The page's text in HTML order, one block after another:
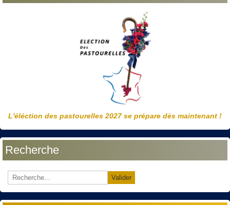
L'éléction des pastourelles 2027 se prépare dès maintenant !
Recherche
Valider